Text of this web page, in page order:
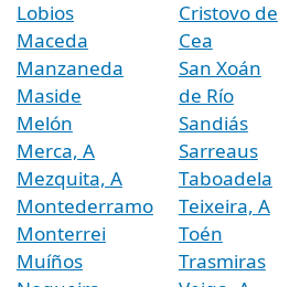
Lobios
Maceda
Manzaneda
Maside
Melón
Merca, A
Mezquita, A
Montederramo
Monterrei
Muíños
Cristovo de
Cea
San Xoán
de Río
Sandiás
Sarreaus
Taboadela
Teixeira, A
Toén
Trasmiras